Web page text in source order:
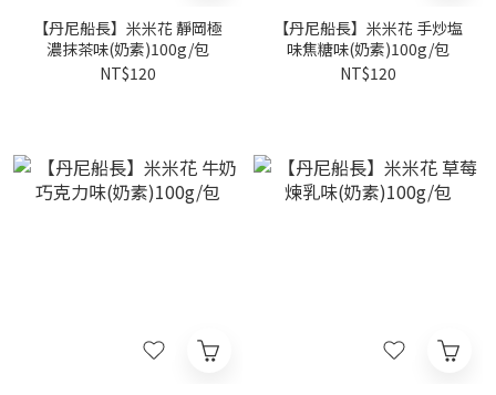
【丹尼船長】米米花 靜岡極
濃抹茶味(奶素)100g/包
NT$120
【丹尼船長】米米花 手炒塩
味焦糖味(奶素)100g/包
NT$120